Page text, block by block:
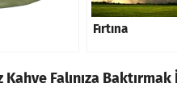
Fırtına
Falınıza Baktırmak